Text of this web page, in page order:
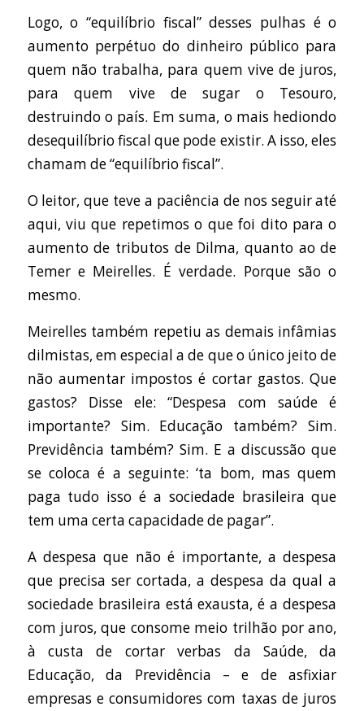
Logo, o “equilíbrio fiscal” desses pulhas é o
aumento perpétuo do dinheiro público para
quem não trabalha, para quem vive de juros,
para quem vive de sugar o Tesouro,
destruindo o país. Em suma, o mais hediondo
desequilíbrio fiscal que pode existir. A isso, eles
chamam de “equilíbrio fiscal”.
O leitor, que teve a paciência de nos seguir até
aqui, viu que repetimos o que foi dito para o
aumento de tributos de Dilma, quanto ao de
Temer e Meirelles. É verdade. Porque são o
mesmo.
Meirelles também repetiu as demais infâmias
dilmistas, em especial a de que o único jeito de
não aumentar impostos é cortar gastos. Que
gastos? Disse ele: “Despesa com saúde é
importante? Sim. Educação também? Sim.
Previdência também? Sim. E a discussão que
se coloca é a seguinte: ‘ta bom, mas quem
paga tudo isso é a sociedade brasileira que
tem uma certa capacidade de pagar”.
A despesa que não é importante, a despesa
que precisa ser cortada, a despesa da qual a
sociedade brasileira está exausta, é a despesa
com juros, que consome meio trilhão por ano,
à custa de cortar verbas da Saúde, da
Educação, da Previdência – e de asfixiar
empresas e consumidores com taxas de juros